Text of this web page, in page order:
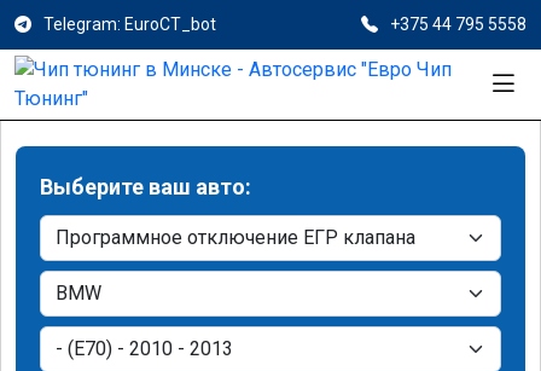
Telegram: EuroCT_bot +375 44 795 5558
Выберите ваш авто: